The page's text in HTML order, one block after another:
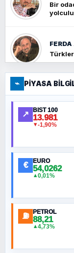
Bir
Ankara
⌁ PIYASA
↗ BIST 100
13.981
▼-1,90%
€ EURO
54,0262
▲0,01%
⛽ PETROL
88,21
▲4,73%